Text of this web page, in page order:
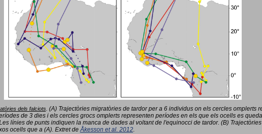
dels falciots. (A) Trajectòries migratòries de tardor per a 6 individus on els cercles omplerts
de 3 dies i els cercles grocs omplerts representen períodes en els que els ocells es
línies de punts indiquen la manca de dades al voltant de l'equinocci de tardor. (B)
ocells que a (A). Extret deÅkesson et al. 2012.